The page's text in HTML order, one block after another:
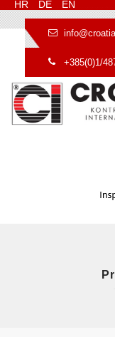
HR DE EN
+385(0)1/